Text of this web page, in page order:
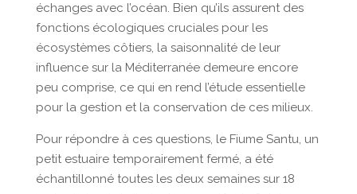
échanges avec l’océan. Bien qu’ils assurent des
fonctions écologiques cruciales pour les
écosystèmes côtiers, la saisonnalité de leur
influence sur la Méditerranée demeure encore
peu comprise, ce qui en rend l’étude essentielle
pour la gestion et la conservation de ces milieux.
Pour répondre à ces questions, le Fiume Santu, un
petit estuaire temporairement fermé, a été
échantillonné toutes les deux semaines sur 18